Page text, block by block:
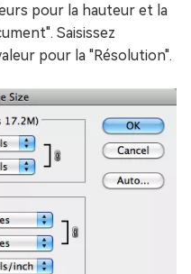
pour la hauteur et la
Saisissez
pour la "Résolution".